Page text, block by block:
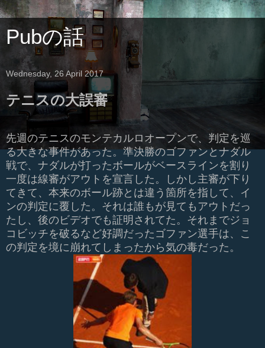
Pubの話
Wednesday, 26 April 2017
テニスの大誤審
先週のテニスのモンテカルロオープンで、判定を巡
る大きな事件があった。準決勝のゴファンとナダル
戦で、ナダルが打ったボールがベースラインを割り
一度は線審がアウトを宣言した。しかし主審が下り
てきて、本来のボール跡とは違う箇所を指して、イ
ンの判定に覆した。それは誰もが見てもアウトだっ
たし、後のビデオでも証明されてた。それまでジョ
コビッチを破るなど好調だったゴファン選手は、こ
の判定を境に崩れてしまったから気の毒だった。